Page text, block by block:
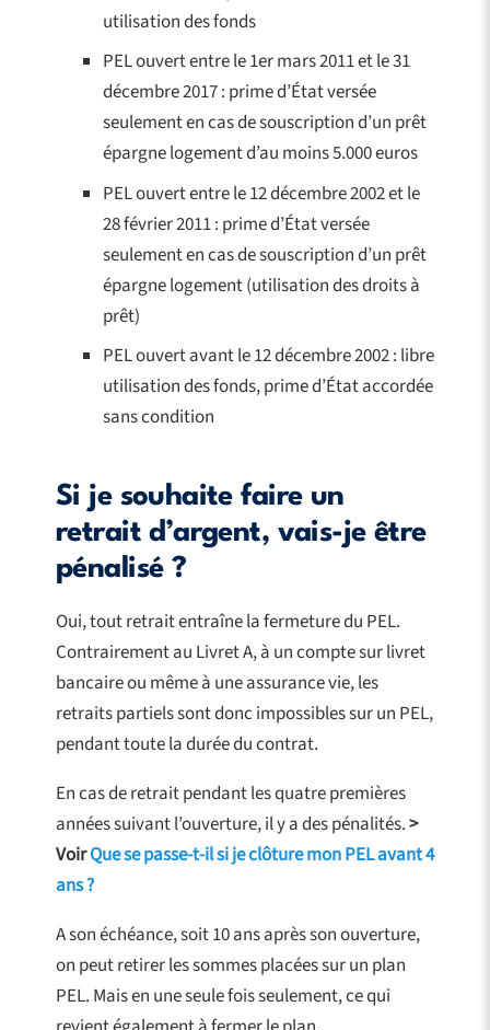
utilisation des fonds
PEL ouvert entre le 1er mars 2011 et le 31
décembre 2017 : prime d’État versée
seulement en cas de souscription d’un prêt
épargne logement d’au moins 5.000 euros
PEL ouvert entre le 12 décembre 2002 et le
28 février 2011 : prime d’État versée
seulement en cas de souscription d’un prêt
épargne logement (utilisation des droits à
prêt)
PEL ouvert avant le 12 décembre 2002 : libre
utilisation des fonds, prime d’État accordée
sans condition
Si je souhaite faire un
retrait d’argent, vais-je être
pénalisé ?
Oui, tout retrait entraîne la fermeture du PEL.
Contrairement au Livret A, à un compte sur livret
bancaire ou même à une assurance vie, les
retraits partiels sont donc impossibles sur un PEL,
pendant toute la durée du contrat.
En cas de retrait pendant les quatre premières
années suivant l’ouverture, il y a des pénalités.>
VoirQue se passe-t-il si je clôture mon PEL avant 4
ans ?
A son échéance, soit 10 ans après son ouverture,
on peut retirer les sommes placées sur un plan
PEL. Mais en une seule fois seulement, ce qui